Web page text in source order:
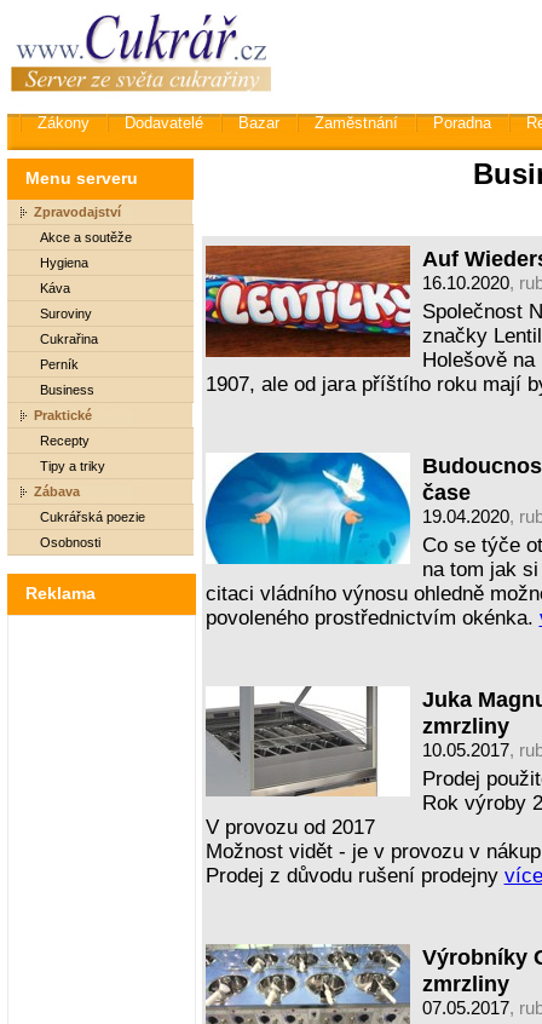
Zákony Dodavatelé Bazar Zaměstnání Poradna
Menu serveru
Zpravodajství
Akce a soutěže
Hygiena
Káva
Suroviny
Cukrařina
Perník
Business
Praktické
Recepty
Tipy a triky
Zábava
Cukrářská poezie
Osobnosti
Reklama
Auf
16.10.2020,
Společnost
značky
Holešově
1907, ale od jara příštího roku mají
čase
19.04.2020,
Co se týče
na tom jak
citaci vládního výnosu ohledně
povoleného prostřednictvím okénka.
Juka
zmrzliny
10.05.2017,
Prodej
Rok výroby
V provozu od 2017
Možnost vidět - je v provozu v
Prodej z důvodu rušení prodejny
Výrobníky
zmrzliny
07.05.2017,